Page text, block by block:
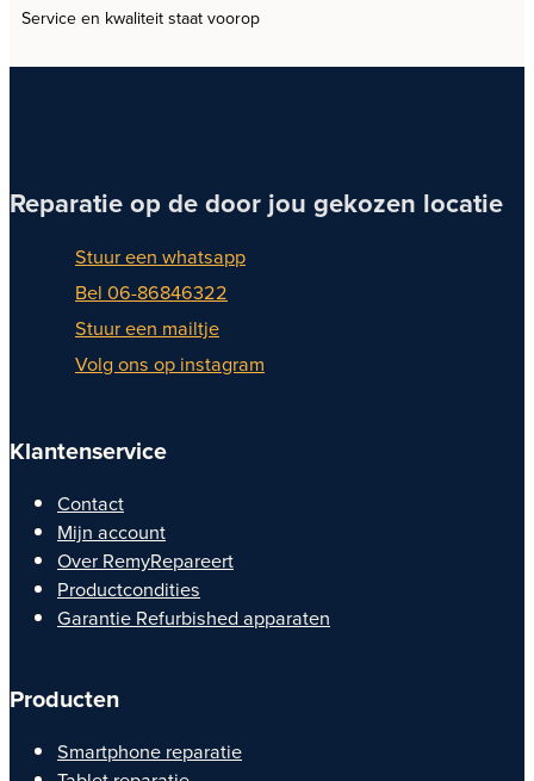
Service en kwaliteit staat voorop
Reparatie op de door jou gekozen locatie
Stuur een whatsapp
Bel 06-86846322
Stuur een mailtje
Volg ons op instagram
Klantenservice
Contact
Mijn account
Over RemyRepareert
Productcondities
Garantie Refurbished apparaten
Producten
Smartphone reparatie